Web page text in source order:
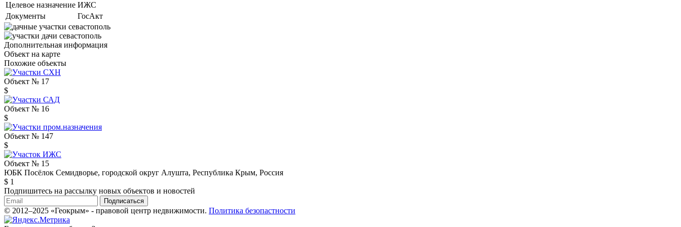
Целевое назначение ИЖС
Документы
ГосАкт
Дополнительная информация
Объект на карте
Похожие объекты
Объект № 17
$
Объект № 16
$
Объект № 147
$
Объект № 15
ЮБК Посёлок Семидворье, городской округ Алушта, Республика Крым, Россия
$ 1
Подпишитесь на рассылку новых объектов и новостей
Подписаться
© 2012–2025 «Геокрым» - правовой центр недвижимости. Политика безопастности